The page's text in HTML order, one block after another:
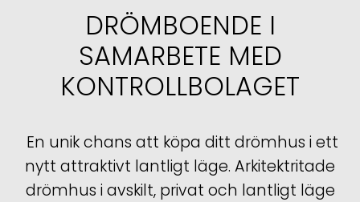
DRÖMBOENDE I
SAMARBETE MED
KONTROLLBOLAGET
En unik chans att köpa ditt drömhus i ett
nytt attraktivt lantligt läge. Arkitektritade
drömhus i avskilt, privat och lantligt läge